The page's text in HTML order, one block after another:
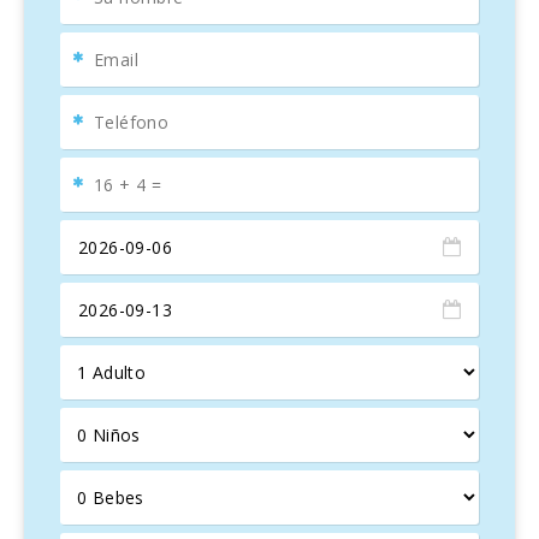
una oportunidad para compartir una comida entre cuatro y
seis personas. Las habitaciones son espaciosas, están
amuebladas con muebles de alta calidad y decoradas con
estilo. Las seis habitaciones dobles están equipadas con
estrellas de alta calidad. El diseño de buen gusto en los
baños de mármol y que presentan un estilo muy moderno
y cómodo.
Para resumir, distribución de la villa es de la siguiente
manera:
En la planta baja se localizan la cocina y la coladuría, el
salón comedor con chimenea, un aseo, dos dormitorios
ellos. El salón comedor tiene acceso al porche con
barbacoa. En la primera planta se situan 2 dormitorios
dobles y dos suites con sus 4 baños respectivos con
bañera y ducha. Cada suite tiene una salita. Todos los
terraza con vistas.